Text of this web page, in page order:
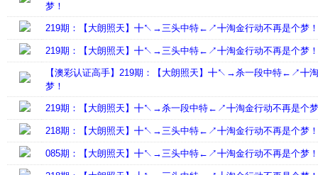
梦！
219期：【大朗照天】╋↖→三头中特←↗╋淘金行动不再是个梦！
219期：【大朗照天】╋↖→三头中特←↗╋淘金行动不再是个梦！
【澳彩认证高手】219期：【大朗照天】╋↖→杀一段中特←↗╋淘
梦！
219期：【大朗照天】╋↖→杀一段中特←↗╋淘金行动不再是个
218期：【大朗照天】╋↖→三头中特←↗╋淘金行动不再是个梦！
085期：【大朗照天】╋↖→三头中特←↗╋淘金行动不再是个梦！